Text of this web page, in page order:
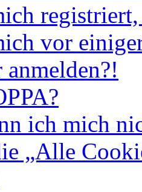
vor
ich mich
„Alle